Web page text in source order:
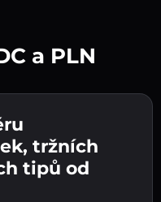
👉
pokračujte k
kryptoměnu nebo
a PLN
tržních
tipů od